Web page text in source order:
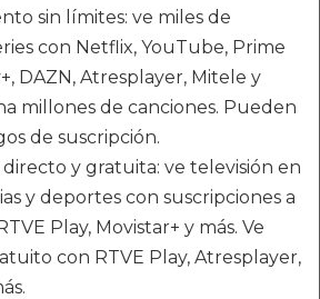
sin límites: ve miles de
con Netflix, YouTube, Prime
DAZN, Atresplayer, Mitele y
millones de canciones. Pueden
de suscripción.
directo y gratuita: ve televisión en
y deportes con suscripciones a
Play, Movistar+ y más. Ve
con RTVE Play, Atresplayer,